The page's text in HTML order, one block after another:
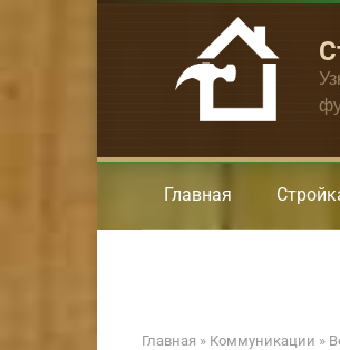
Главная
Главная » Коммуникации »